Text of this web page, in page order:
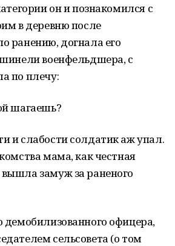
он и познакомился с
в деревню после
ранению, догнала его
военфельдшера, с
по плечу:
шагаешь?
и слабости солдатик аж упал.
мама, как честная
замуж за раненого
демобилизованного офицера,
сельсовета (о том